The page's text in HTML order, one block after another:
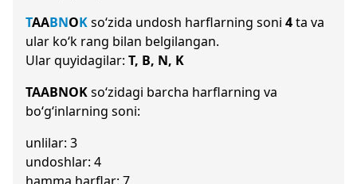
TAABNOKso‘zida undosh harflarning soni 4ta va
ular ko‘k rang bilan belgilangan.
Ular quyidagilar: T, B, N, K
TAABNOKso‘zidagi barcha harflarning va
bo‘g‘inlarning soni:
unlilar: 3
undoshlar: 4